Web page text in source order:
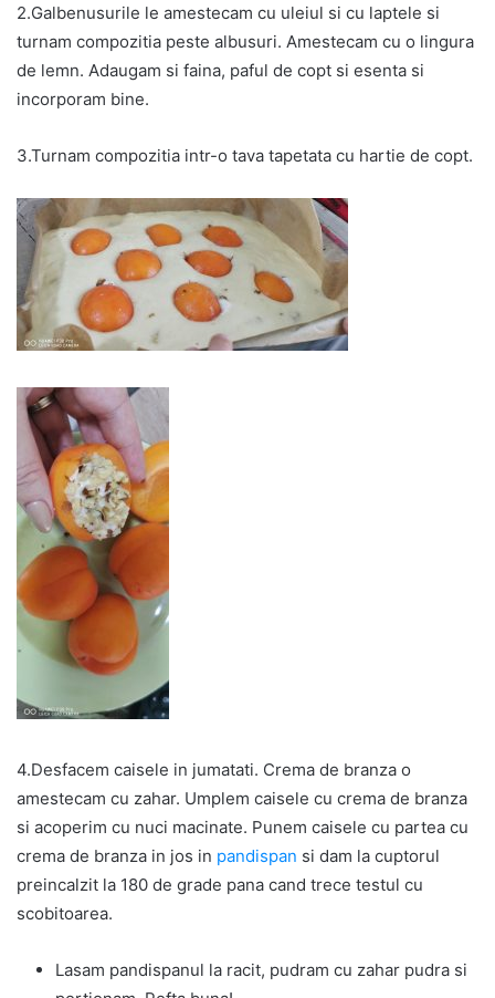
2.Galbenusurile le amestecam cu uleiul si cu laptele si
turnam compozitia peste albusuri. Amestecam cu o lingura
de lemn. Adaugam si faina, paful de copt si esenta si
incorporam bine.
3.Turnam compozitia intr-o tava tapetata cu hartie de copt.
4.Desfacem caisele in jumatati. Crema de branza o
amestecam cu zahar. Umplem caisele cu crema de branza
si acoperim cu nuci macinate. Punem caisele cu partea cu
crema de branza in jos in pandispan si dam la cuptorul
preincalzit la 180 de grade pana cand trece testul cu
scobitoarea.
Lasam pandispanul la racit, pudram cu zahar pudra si